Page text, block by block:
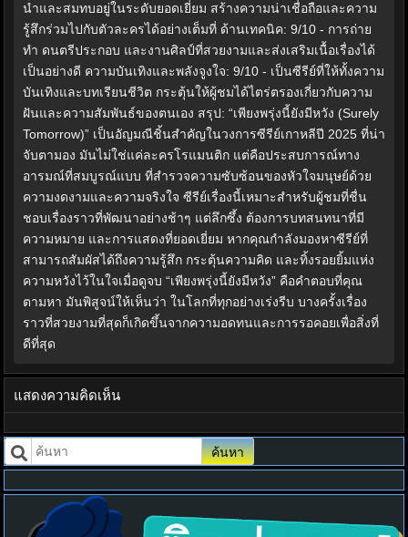
นำและสมทบอยู่ในระดับยอดเยี่ยม สร้างความน่าเชื่อถือและความ
รู้สึกร่วมไปกับตัวละครได้อย่างเต็มที่ ด้านเทคนิค: 9/10 - การถ่าย
ทำ ดนตรีประกอบ และงานศิลป์ที่สวยงามและส่งเสริมเนื้อเรื่องได้
เป็นอย่างดี ความบันเทิงและพลังจูงใจ: 9/10 - เป็นซีรีย์ที่ให้ทั้งความ
บันเทิงและบทเรียนชีวิต กระตุ้นให้ผู้ชมได้ไตร่ตรองเกี่ยวกับความ
ฝันและความสัมพันธ์ของตนเอง สรุป: “เพียงพรุ่งนี้ยังมีหวัง (Surely
Tomorrow)” เป็นอัญมณีชิ้นสำคัญในวงการซีรีย์เกาหลีปี 2025 ที่น่า
จับตามอง มันไม่ใช่แค่ละครโรแมนติก แต่คือประสบการณ์ทาง
อารมณ์ที่สมบูรณ์แบบ ที่สำรวจความซับซ้อนของหัวใจมนุษย์ด้วย
ความงดงามและความจริงใจ ซีรีย์เรื่องนี้เหมาะสำหรับผู้ชมที่ชื่น
ชอบเรื่องราวที่พัฒนาอย่างช้าๆ แต่ลึกซึ้ง ต้องการบทสนทนาที่มี
ความหมาย และการแสดงที่ยอดเยี่ยม หากคุณกำลังมองหาซีรีย์ที่
สามารถสัมผัสได้ถึงความรู้สึก กระตุ้นความคิด และทิ้งรอยยิ้มแห่ง
ความหวังไว้ในใจเมื่อดูจบ “เพียงพรุ่งนี้ยังมีหวัง” คือคำตอบที่คุณ
ตามหา มันพิสูจน์ให้เห็นว่า ในโลกที่ทุกอย่างเร่งรีบ บางครั้งเรื่อง
ราวที่สวยงามที่สุดก็เกิดขึ้นจากความอดทนและการรอคอยเพื่อสิ่งที่
ดีที่สุด
แสดงความคิดเห็น
ค้นหา